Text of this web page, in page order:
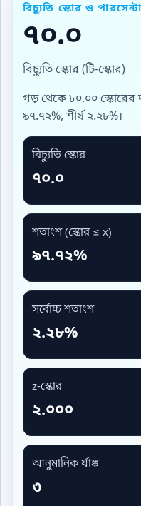
বিচ্যুতি স্কোর ও
৭০.০
বিচ্যুতি স্কোর (টি-স্কোর)
গড় থেকে ৮০.০০ স্কোরের
৯৭.৭২%, শীর্ষ ২.২৮%।
বিচ্যুতি স্কোর
৭০.০
শতাংশ (স্কোর ≤ x)
৯৭.৭২%
সর্বোচ্চ শতাংশ
২.২৮%
z-স্কোর
২.০০০
আনুমানিক র্যাঙ্ক
৩